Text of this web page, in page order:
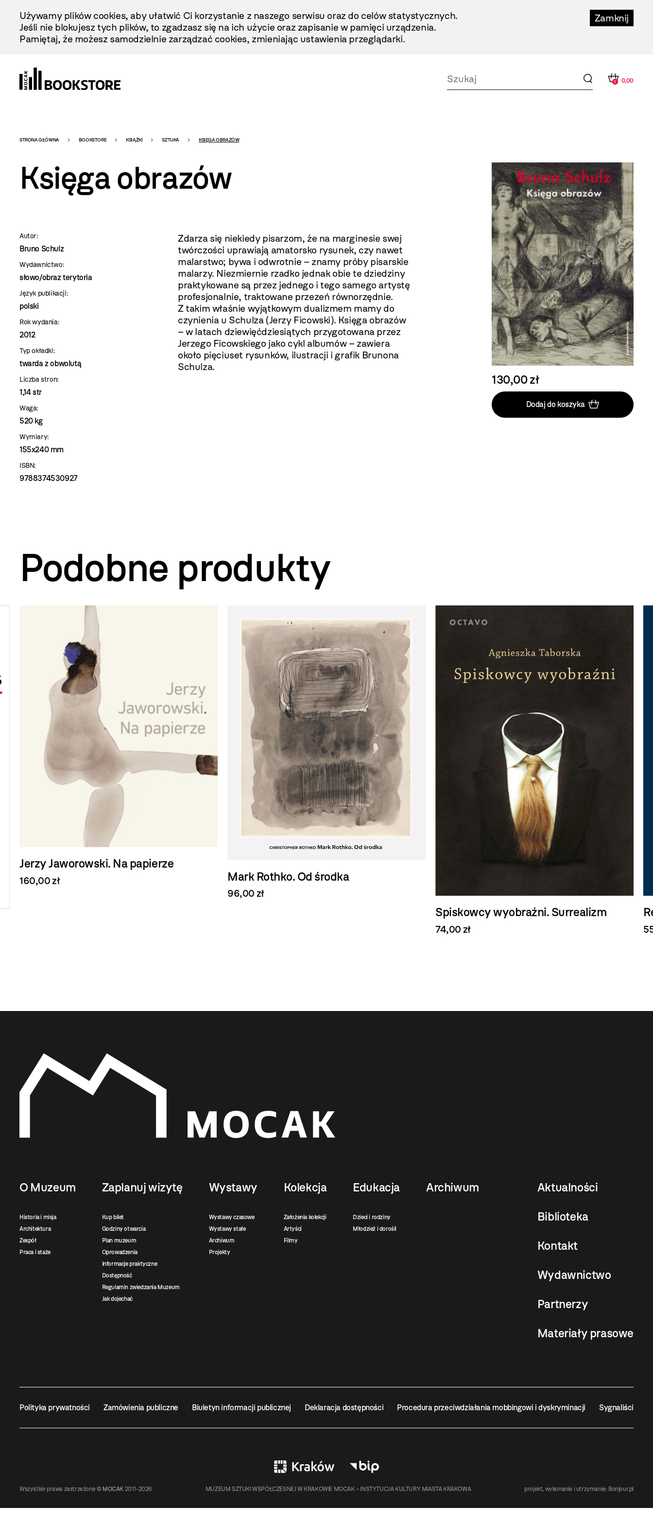
Treści
Zamknij
Używamy plików cookies, aby ułatwić Ci korzystanie z naszego serwisu oraz do celów statystycznych.
Jeśli nie blokujesz tych plików, to zgadzasz się na ich użycie oraz zapisanie w pamięci urządzenia.
Pamiętaj, że możesz samodzielnie zarządzać cookies, zmieniając ustawienia przeglądarki.
0 0,00
Bookstore
-
szablon
szczegóły
STRONA GŁÓWNA BOOKSTORE KSIĄŻKI SZTUKA KSIĘGA OBRAZÓW
Księga obrazów
Autor:
Bruno Schulz
Wydawnictwo:
słowo/obraz terytoria
Język publikacji:
polski
Rok wydania:
2012
Typ okładki:
twarda z obwolutą
Liczba stron:
1,14 str
Waga:
520 kg
Wymiary:
155x240 mm
ISBN:
9788374530927
Zdarza się niekiedy pisarzom, że na marginesie swej
twórczości uprawiają amatorsko rysunek, czy nawet
malarstwo; bywa i odwrotnie – znamy próby pisarskie
malarzy. Niezmiernie rzadko jednak obie te dziedziny
praktykowane są przez jednego i tego samego artystę
profesjonalnie, traktowane przezeń równorzędnie.
Z takim właśnie wyjątkowym dualizmem mamy do
czynienia u Schulza (Jerzy Ficowski). Księga obrazów
– w latach dziewięćdziesiątych przygotowana przez
Jerzego Ficowskiego jako cykl albumów – zawiera
około pięciuset rysunków, ilustracji i grafik Brunona
Schulza.
130,00 zł
Dodaj do koszyka
Podobne produkty
Jerzy Jaworowski. Na papierze
160,00 zł Mark Rothko. Od środka
96,00 zł
Spiskowcy wyobraźni. Surrealizm
74,00 zł
O Muzeum
Historia i misja
Architektura
Zespół
Praca i staże
Zaplanuj wizytę
Kup bilet
Godziny otwarcia
Plan muzeum
Oprowadzenia
Informacje praktyczne
Dostępność
Regulamin zwiedzania Muzeum
Jak dojechać
Wystawy
Wystawy czasowe
Wystawy stałe
Archiwum
Projekty
Kolekcja
Założenia kolekcji
Artyści
Filmy
Edukacja
Dzieci i rodziny
Młodzież i dorośli
Archiwum Aktualności
Biblioteka
Kontakt
Wydawnictwo
Partnerzy
Materiały prasowe
Polityka prywatności Zamówienia publiczne Biuletyn informacji publicznej Deklaracja dostępności Procedura przeciwdziałania mobbingowi i dyskryminacji Sygnaliści
Wszystkie prawa zastrzeżone © MOCAK 2011-2026 MUZEUM SZTUKI WSPÓŁCZESNEJ W KRAKOWIE MOCAK – INSTYTUCJA KULTURY MIASTA KRAKOWA projekt, wykonanie i utrzymanie: Bonjour.pl